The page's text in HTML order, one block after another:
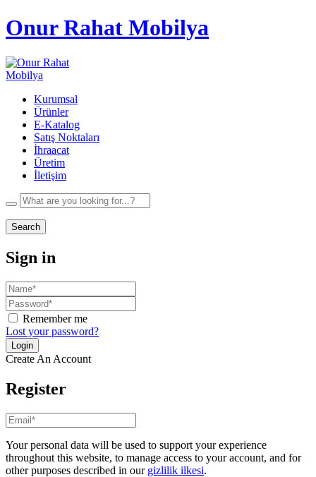
Onur Rahat Mobilya
Kurumsal
Ürünler
E-Katalog
Satış Noktaları
İhraacat
Üretim
İletişim
Search
Sign in
Remember me
Lost your password?
Create An Account
Register
Your personal data will be used to support your experience
throughout this website, to manage access to your account, and for
other purposes described in our gizlilik ilkesi.